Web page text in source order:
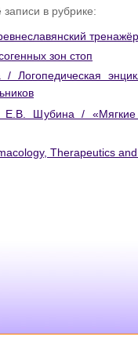
в рубрике:
зон стоп
Логопедическая
Шубина / «Мягкие
Therapeutics